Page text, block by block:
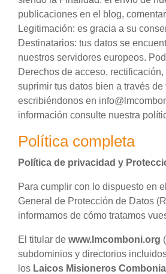
publicaciones en el blog,
Legitimación: es gracia a su
Destinatarios: tus datos se
nuestros servidores europeos.
Derechos de acceso,
suprimir tus datos bien a través de
escribiéndonos en
información consulte nuestra
Política completa
Política de privacidad y
Para cumplir con lo dispuesto en
General de Protección de Datos
informamos de cómo tratamos
El titular de www.lmcomboni.org
subdominios y directorios
los Laicos Misioneros